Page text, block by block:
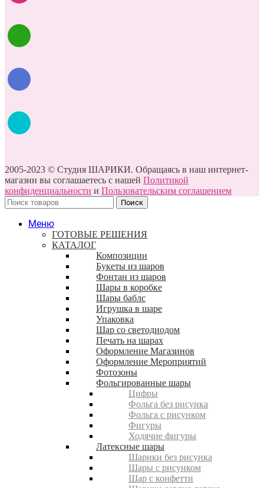
2005-2023 © Студия ШАРИКИ. Обращаясь в наш интернет-
магазин вы соглашаетесь с нашей Политикой
конфиденциальности и Пользовательским соглашением
Поиск
Меню
ГОТОВЫЕ РЕШЕНИЯ
КАТАЛОГ
Композиции
Букеты из шаров
Фонтан из шаров
Шары в коробке
Шары баблс
Игрушка в шаре
Упаковка
Шар со светодиодом
Печать на шарах
Оформление Магазинов
Оформление Мероприятий
Фотозоны
Фольгированные шары
Цифры
Фольга без рисунка
Фольга с рисунком
Фигуры
Ходячие фигуры
Латексные шары
Шарики без рисунка
Шары с рисунком
Шар с конфетти